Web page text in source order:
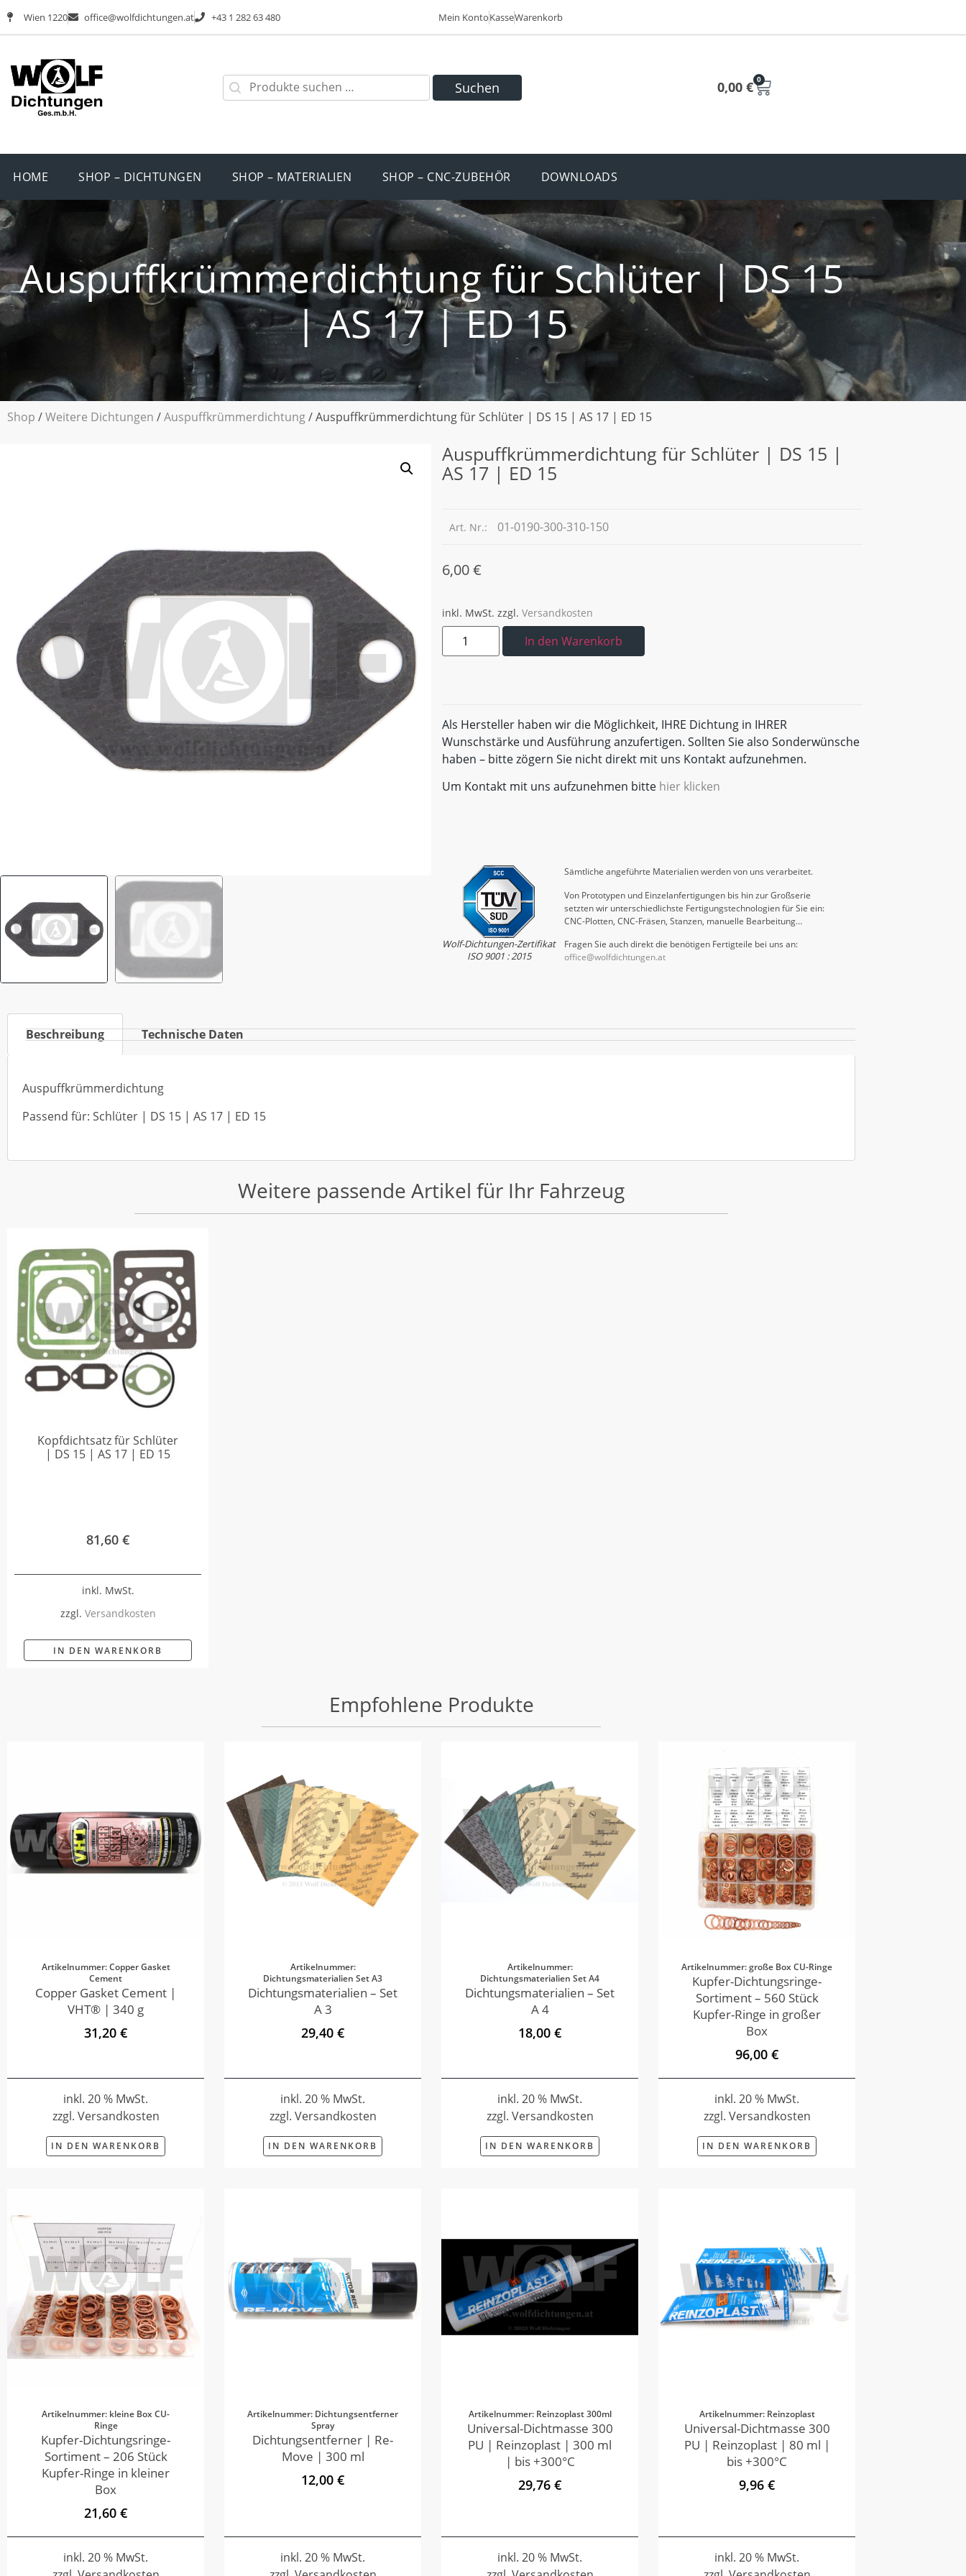
Wien 1220 office@wolfdichtungen.at +43 1 282 63 480 Mein KontoKasseWarenkorb
Suchen 0,00 € 0
HOME SHOP – DICHTUNGEN SHOP – MATERIALIEN SHOP – CNC-ZUBEHÖR DOWNLOADS
Auspuffkrümmerdichtung für Schlüter | DS 15
| AS 17 | ED 15
Shop /Weitere Dichtungen /Auspuffkrümmerdichtung/ Auspuffkrümmerdichtung für Schlüter | DS 15 | AS 17 | ED 15
Auspuffkrümmerdichtung für Schlüter | DS 15 |
AS 17 | ED 15
Art. Nr.: 01-0190-300-310-150
6,00€
inkl. MwSt. zzgl. Versandkosten
In den Warenkorb
Als Hersteller haben wir die Möglichkeit, IHRE Dichtung in IHRER
Wunschstärke und Ausführung anzufertigen. Sollten Sie also Sonderwünsche
haben – bitte zögern Sie nicht direkt mit uns Kontakt aufzunehmen.
Um Kontakt mit uns aufzunehmen bitte hier klicken
Wolf-Dichtungen-Zertifikat
ISO 9001 : 2015
Sämtliche angeführte Materialien werden von uns verarbeitet.
Von Prototypen und Einzelanfertigungen bis hin zur Großserie
setzten wir unterschiedlichste Fertigungstechnologien für Sie ein:
CNC-Plotten, CNC-Fräsen, Stanzen, manuelle Bearbeitung…
Fragen Sie auch direkt die benötigen Fertigteile bei uns an:
office@wolfdichtungen.at
Beschreibung Technische Daten
Auspuffkrümmerdichtung
Passend für: Schlüter | DS 15 | AS 17 | ED 15
Weitere passende Artikel für Ihr Fahrzeug
Kopfdichtsatz für Schlüter
| DS 15 | AS 17 | ED 15
81,60 €
inkl. MwSt.
zzgl. Versandkosten
IN DEN WARENKORB
Empfohlene Produkte
Artikelnummer: Copper Gasket
Cement
Copper Gasket Cement |
VHT® | 340 g
31,20 €
inkl. 20 % MwSt.
zzgl. Versandkosten
IN DEN WARENKORB
Artikelnummer:
Dichtungsmaterialien Set A3
Dichtungsmaterialien – Set
A 3
29,40 €
inkl. 20 % MwSt.
zzgl. Versandkosten
IN DEN WARENKORB
Artikelnummer:
Dichtungsmaterialien Set A4
Dichtungsmaterialien – Set
A 4
18,00 €
inkl. 20 % MwSt.
zzgl. Versandkosten
IN DEN WARENKORB
Artikelnummer: große Box CU-Ringe
Kupfer-Dichtungsringe-
Sortiment – 560 Stück
Kupfer-Ringe in großer
Box
96,00 €
inkl. 20 % MwSt.
zzgl. Versandkosten
IN DEN WARENKORB
Artikelnummer: kleine Box CU-
Ringe
Kupfer-Dichtungsringe-
Sortiment – 206 Stück
Kupfer-Ringe in kleiner
Box
21,60 €
inkl. 20 % MwSt.
Artikelnummer: Dichtungsentferner
Spray
Dichtungsentferner | Re-
Move | 300 ml
12,00 €
inkl. 20 % MwSt.
Artikelnummer: Reinzoplast 300ml
Universal-Dichtmasse 300
PU | Reinzoplast | 300 ml
| bis +300°C
29,76 €
inkl. 20 % MwSt.
Artikelnummer: Reinzoplast
Universal-Dichtmasse 300
PU | Reinzoplast | 80 ml |
bis +300°C
9,96 €
inkl. 20 % MwSt.